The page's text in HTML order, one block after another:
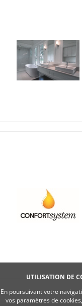
UTILISATION DE
En poursuivant votre
vos paramètres de